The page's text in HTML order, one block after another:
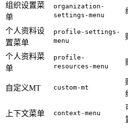
组织设置菜
单
organization-
settings-menu
个人资料设
置菜单
profile-settings-
menu
个人资料菜
单
profile-
resources-menu
自定义MT custom-mt
上下文菜单 context-menu